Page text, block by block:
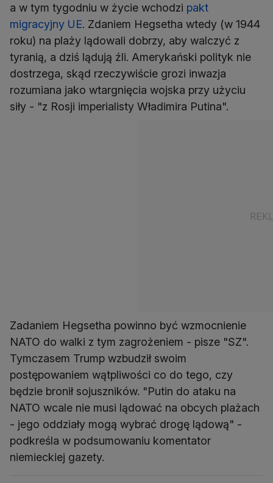
a w tym tygodniu w życie wchodzi pakt
migracyjny UE. Zdaniem Hegsetha wtedy (w 1944
roku) na plaży lądowali dobrzy, aby walczyć z
tyranią, a dziś lądują źli. Amerykański polityk nie
dostrzega, skąd rzeczywiście grozi inwazja
rozumiana jako wtargnięcia wojska przy użyciu
siły - "z Rosji imperialisty Władimira Putina".
Zadaniem Hegsetha powinno być wzmocnienie
NATO do walki z tym zagrożeniem - pisze "SZ".
Tymczasem Trump wzbudził swoim
postępowaniem wątpliwości co do tego, czy
będzie bronił sojuszników. "Putin do ataku na
NATO wcale nie musi lądować na obcych plażach
- jego oddziały mogą wybrać drogę lądową" -
podkreśla w podsumowaniu komentator
niemieckiej gazety.